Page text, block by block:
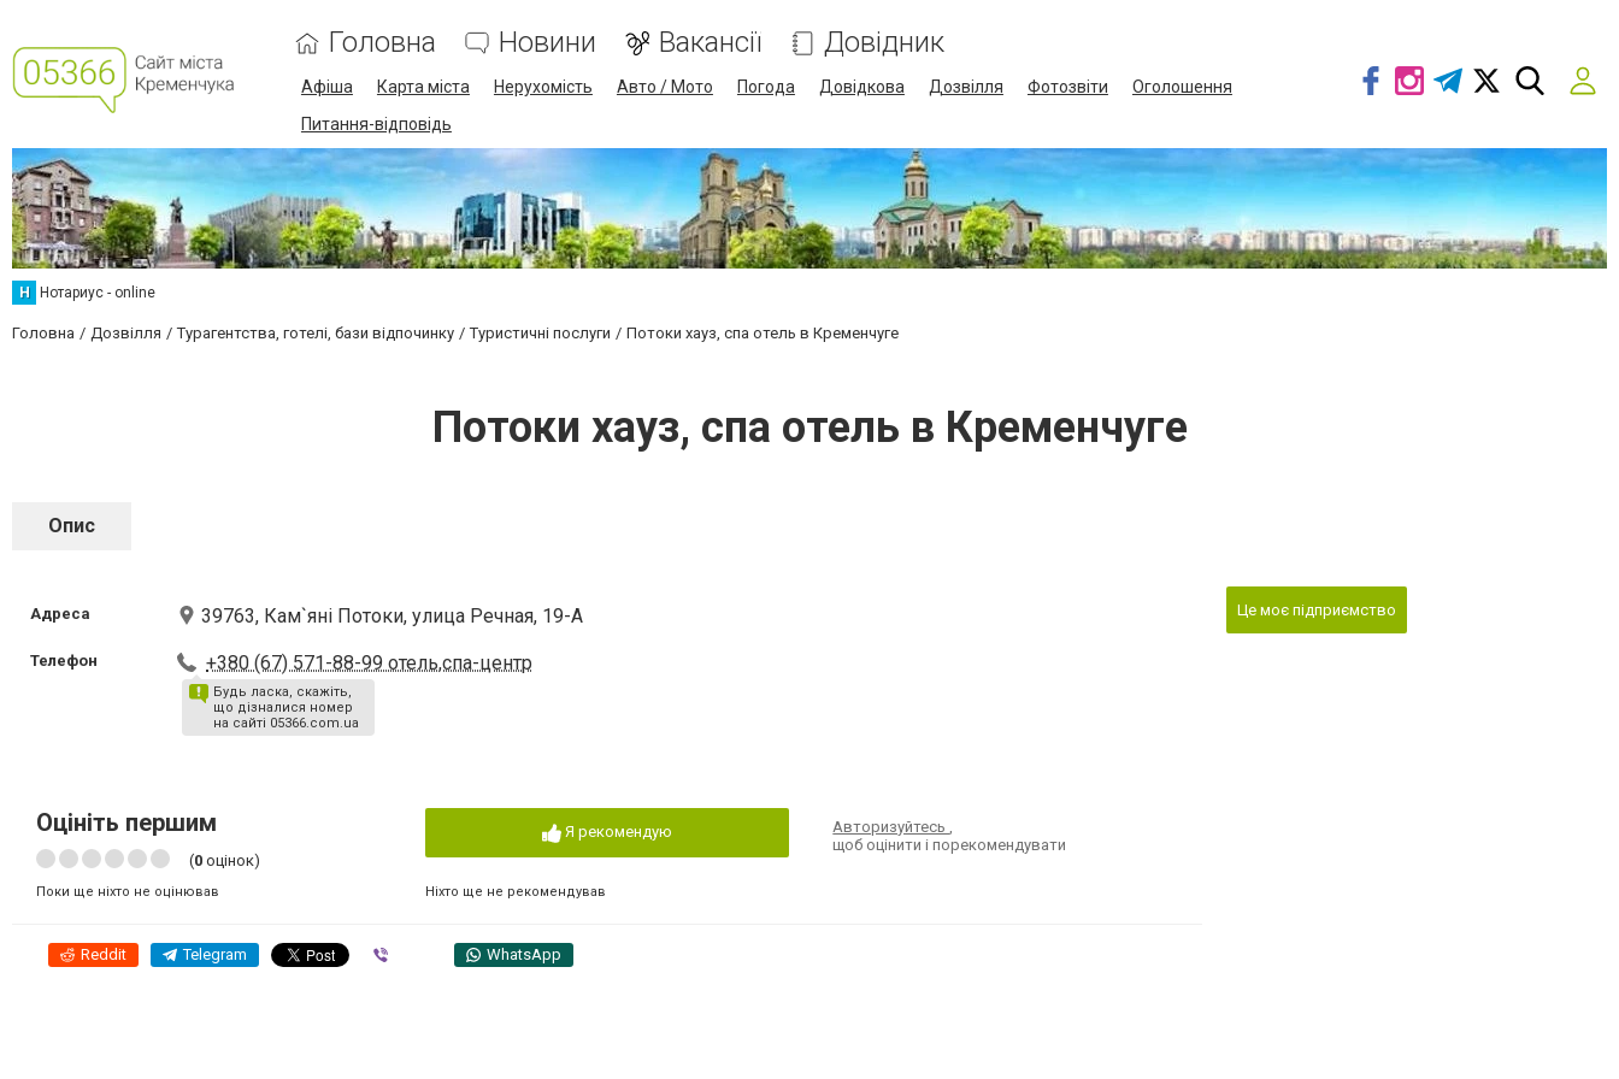
Головна Новини Вакансії Довідник
Афіша Карта міста Нерухомість Авто / Мото Погода Довідкова Дозвілля Фотозвіти
Оголошення
Питання-відповідь
Н Нотариус - online
Головна Дозвілля Турагентства, готелі, бази відпочинку Туристичні послуги Потоки хауз, спа отель в Кременчуге
Потоки хауз, спа отель в Кременчуге
Опис
Адреса 39763, Кам`яні Потоки, улица Речная, 19-А
Телефон +380 (67) 571-88-99 отель,спа-центр
Будь ласка, скажіть,
що дізналися номер
на сайті 05366.com.ua
Оцініть першим
(0 оцінок)
Поки ще ніхто не оцінював
Я рекомендую
Ніхто ще не рекомендував
Авторизуйтесь,
щоб оцінити і порекомендувати
Reddit Telegram WhatsApp
Це моє підприємство